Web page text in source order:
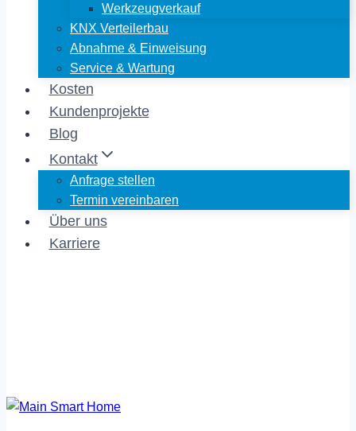
Werkzeugverkauf
KNX Verteilerbau
Abnahme & Einweisung
Service & Wartung
Kosten
Kundenprojekte
Blog
Kontakt
Anfrage stellen
Termin vereinbaren
Über uns
Karriere